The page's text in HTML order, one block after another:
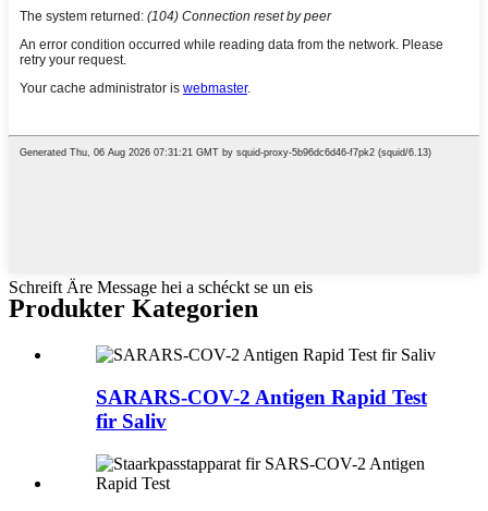
Schreift Äre Message hei a schéckt se un eis
Produkter Kategorien
SARARS-COV-2 Antigen Rapid Test
fir Saliv